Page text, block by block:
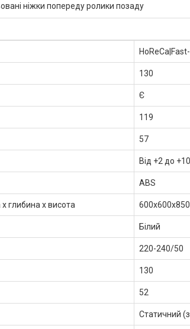
ніжки попереду ролики позаду
130
Є
119
57
Від +2 до +10
ABS
глибина x висота 600x600x850
Білий
220-240/50
130
52
Статичний